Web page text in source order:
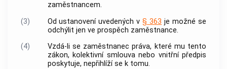
zaměstnancem.
(3)
Od ustanovení uvedených v§ 363 je možné se
odchýlit jen ve prospěch zaměstnance.
(4)
Vzdá-li se zaměstnanec práva, které mu tento
zákon, kolektivní smlouva nebo vnitřní předpis
poskytuje, nepřihlíží se k tomu.